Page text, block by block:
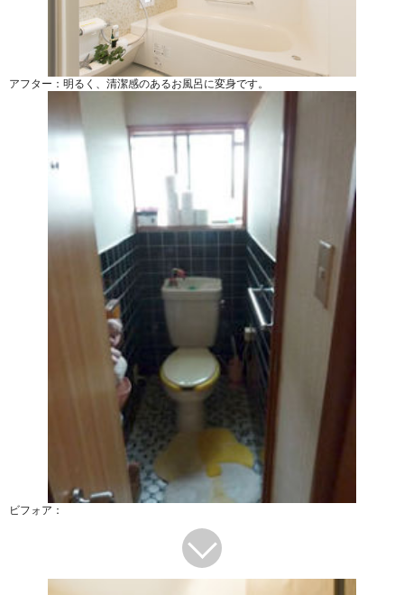
アフター：明るく、清潔感のあるお風呂に変身です。
ビフォア：